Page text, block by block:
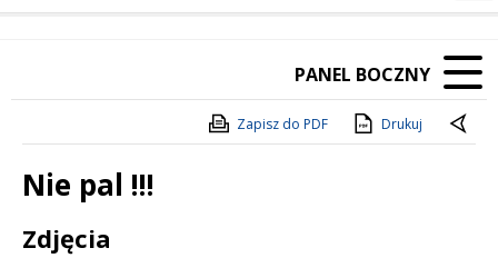
PANEL BOCZNY
Zapisz do PDF Drukuj
Nie pal !!!
Treść
Zdjęcia